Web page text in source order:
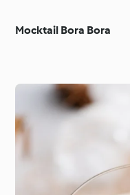
Mocktail Bora Bora